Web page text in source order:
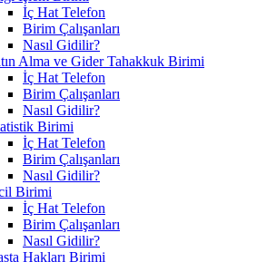
İç Hat Telefon
Birim Çalışanları
Nasıl Gidilir?
Alma ve Gider Tahakkuk Birimi
İç Hat Telefon
Birim Çalışanları
Nasıl Gidilir?
Birimi
İç Hat Telefon
Birim Çalışanları
Nasıl Gidilir?
Birimi
İç Hat Telefon
Birim Çalışanları
Nasıl Gidilir?
Hakları Birimi